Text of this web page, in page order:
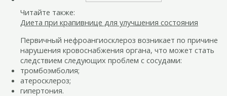
Читайте также:
Диета при крапивнице для улучшения состояния
Первичный нефроангиосклероз возникает по причине
нарушения кровоснабжения органа, что может стать
следствием следующих проблем с сосудами:
тромбоэмболия;
атеросклероз;
гипертония.